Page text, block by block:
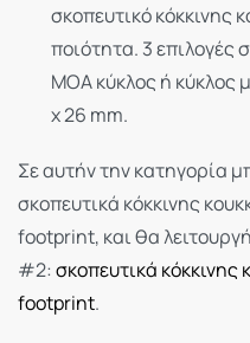
σκοπευτικό κόκκινης
ποιότητα. 3 επιλογές
MOA κύκλος ή
x 26 mm.
Σε αυτήν την κατηγορία
σκοπευτικά κόκκινης
footprint, και θα
#2:σκοπευτικά κόκκινης
footprint.